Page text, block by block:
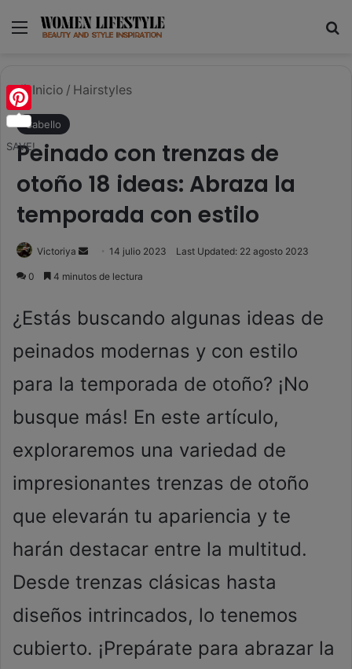
Menú
Inicio / Hairstyles
Cabello
Peinado con trenzas de
otoño 18 ideas: Abraza la
temporada con estilo
Victoriya
Send 14 julio 2023 Last Updated: 22 agosto 2023
0 4 minutos de lectura
¿Estás buscando algunas ideas de
peinados modernas y con estilo
para la temporada de otoño? ¡No
busque más! En este artículo,
exploraremos una variedad de
impresionantes trenzas de otoño
que elevarán tu apariencia y te
harán destacar entre la multitud.
Desde trenzas clásicas hasta
diseños intrincados, lo tenemos
cubierto. ¡Prepárate para abrazar la
Pinterest
SAVE!